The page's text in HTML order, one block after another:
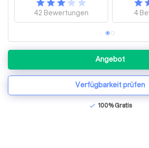
42 Bewertungen 4
Angebot
Verfügbarkeit prüfen
check 100% Gratis